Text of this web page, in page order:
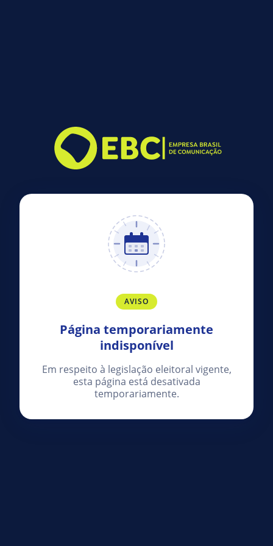
AVISO
Página temporariamente
indisponível
Em respeito à legislação eleitoral vigente,
esta página está desativada
temporariamente.